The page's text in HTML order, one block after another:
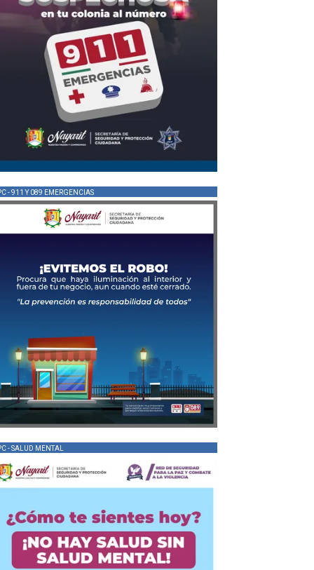
- 911 Y 089 EMERGENCIAS
- SALUD MENTAL